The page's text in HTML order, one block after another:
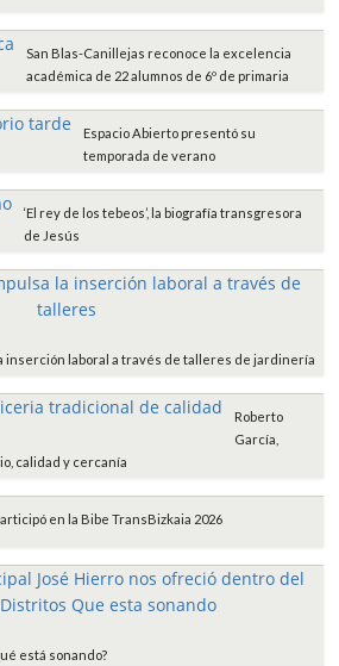
San Blas-Canillejas reconoce la excelencia
académica de 22 alumnos de 6º de primaria
Espacio Abierto presentó su
temporada de verano
‘El rey de los tebeos’, la biografía transgresora
de Jesús
inserción laboral a través de talleres de jardinería
Roberto
García,
calidad y cercanía
en la Bibe TransBizkaia 2026
está sonando?